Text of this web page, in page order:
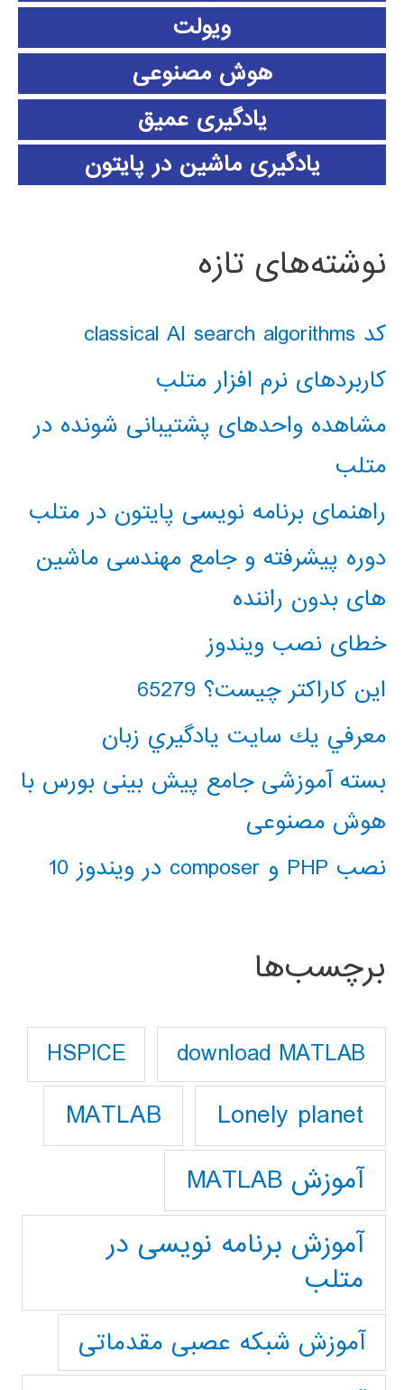
ویولت
هوش مصنوعی
یادگیری عمیق
یادگیری ماشین در پایتون
نوشته‌های تازه
کد classical AI search algorithms
کاربردهای نرم افزار متلب
مشاهده واحدهای پشتیبانی شونده در
متلب
راهنمای برنامه نویسی پایتون در متلب
دوره پیشرفته و جامع مهندسی ماشین
های بدون راننده
خطای نصب ویندوز
این کاراکتر چیست؟ 65279
معرفي يك سايت يادگيري زبان
بسته آموزشی جامع پیش بینی بورس با
هوش مصنوعی
نصب PHP و composer در ویندوز 10
برچسب‌ها
download MATLAB
HSPICE
Lonely planet
MATLAB
آموزش MATLAB
آموزش برنامه نویسی در
متلب
آموزش شبکه عصبی مقدماتی